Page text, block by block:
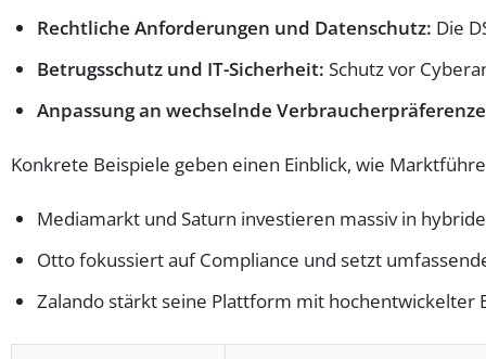
Rechtliche Anforderungen und Datenschutz: Die
Betrugsschutz und IT-Sicherheit: Schutz vor
Anpassung an wechselnde
Konkrete Beispiele geben einen Einblick, wie
Mediamarkt und Saturn investieren massiv in
Otto fokussiert auf Compliance und setzt
Zalando stärkt seine Plattform mit hochentwickelter